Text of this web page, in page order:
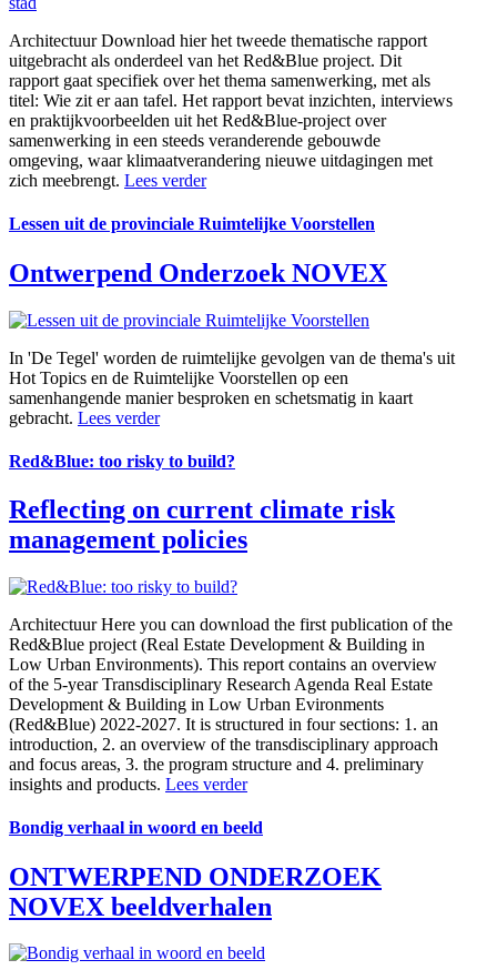
ArchitectuurDownload hier het tweede thematische rapport
uitgebracht als onderdeel van het Red&Blue project. Dit
rapport gaat specifiek over het thema samenwerking, met als
titel: Wie zit er aan tafel. Het rapport bevat inzichten, interviews
en praktijkvoorbeelden uit het Red&Blue-project over
samenwerking in een steeds veranderende gebouwde
omgeving, waar klimaatverandering nieuwe uitdagingen met
zich meebrengt. Lees verder
Lessen uit de provinciale Ruimtelijke Voorstellen
Ontwerpend Onderzoek NOVEX
In 'De Tegel' worden de ruimtelijke gevolgen van de thema's uit
Hot Topics en de Ruimtelijke Voorstellen op een
samenhangende manier besproken en schetsmatig in kaart
gebracht. Lees verder
Red&Blue: too risky to build?
Reflecting on current climate risk
management policies
ArchitectuurHere you can download the first publication of the
Red&Blue project (Real Estate Development & Building in
Low Urban Environments). This report contains an overview
of the 5-year Transdisciplinary Research Agenda Real Estate
Development & Building in Low Urban Evironments
(Red&Blue) 2022-2027. It is structured in four sections: 1. an
introduction, 2. an overview of the transdisciplinary approach
and focus areas, 3. the program structure and 4. preliminary
insights and products. Lees verder
Bondig verhaal in woord en beeld
ONTWERPEND ONDERZOEK
NOVEX beeldverhalen